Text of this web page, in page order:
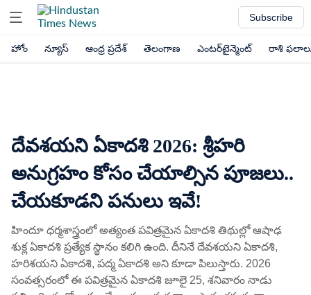
Subscribe
హోం న్యూస్ ఆంధ్ర ప్రదేశ్ తెలంగాణ ఎంటర్‌టైన్మెంట్ రాశి
దేవశయని ఏకాదశి 2026: శ్రీహరి
అనుగ్రహం కోసం చేయాల్సిన పూజలు..
చేయకూడని పనులు ఇవే!
హిందూ ధర్మశాస్త్రంలో అత్యంత పవిత్రమైన ఏకాదశి తిథుల్లో ఆషాఢ
శుక్ల ఏకాదశి ప్రత్యేక స్థానం కలిగి ఉంది. దీనినే దేవశయని ఏకాదశి,
హరిశయని ఏకాదశి, పద్మ ఏకాదశి అని కూడా పిలుస్తారు. 2026
సంవత్సరంలో ఈ పవిత్రమైన ఏకాదశి జూలై 25, శనివారం నాడు